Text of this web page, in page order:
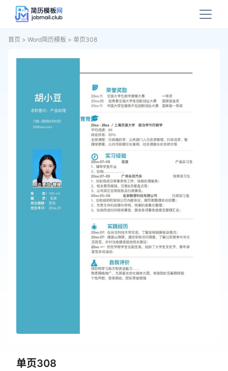
首页 > Word简历模板 > 单页308
单页308